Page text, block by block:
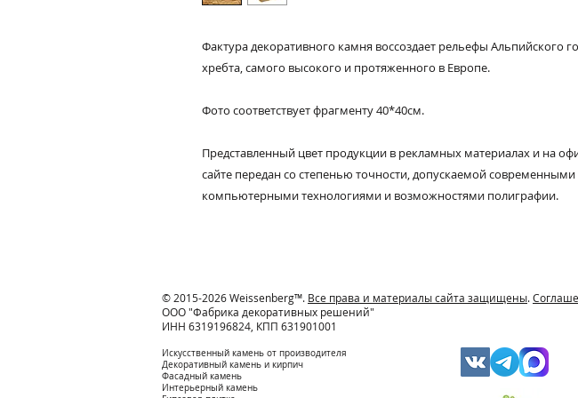
Фактура декоративного камня воссоздает рельефы Альпийского
хребта, самого высокого и протяженного в Европе.
Фото соответствует фрагменту 40*40см.
Представленный цвет продукции в рекламных материалах и на
сайте передан со степенью точности, допускаемой современными
компьютерными технологиями и возможностями полиграфии.
© 2015-2026 Weissenberg™. Все права и материалы сайта защищены.
ООО "Фабрика декоративных решений"
ИНН 6319196824, КПП 631901001
Искусственный камень от производителя
Декоративный камень и кирпич
Фасадный камень
Интерьерный камень